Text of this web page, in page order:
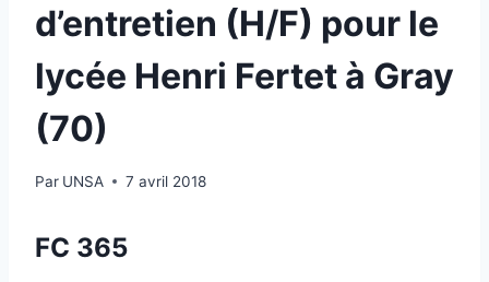
d’entretien (H/F) pour le
lycée Henri Fertet à Gray
(70)
Par UNSA 7 avril 2018
FC 365